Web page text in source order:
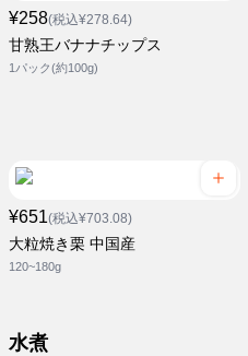
¥258(税込¥278.64)
甘熟王バナナチップス
1パック(約100g)
¥651(税込¥703.08)
大粒焼き栗 中国産
120~180g
水煮